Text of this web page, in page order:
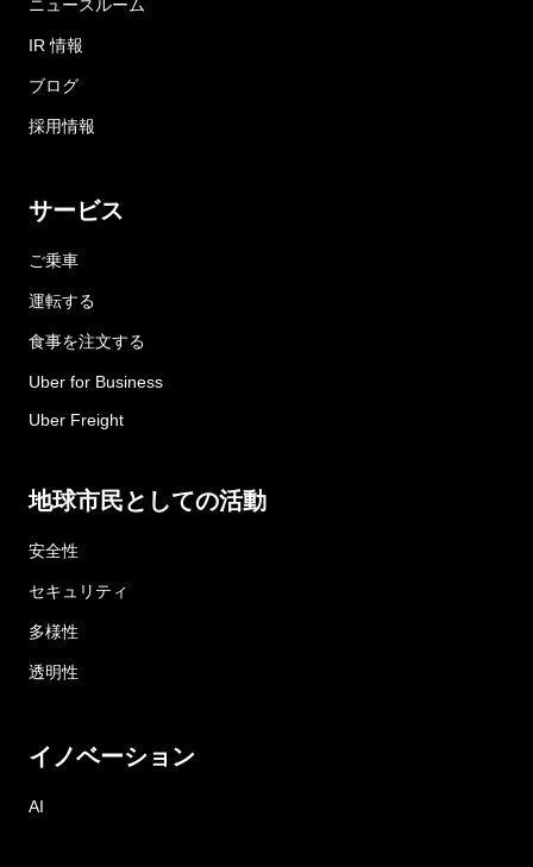
ニュースルーム
IR 情報
ブログ
採用情報
サービス
ご乗車
運転する
食事を注文する
Uber for Business
Uber Freight
地球市民としての活動
安全性
セキュリティ
多様性
透明性
イノベーション
AI